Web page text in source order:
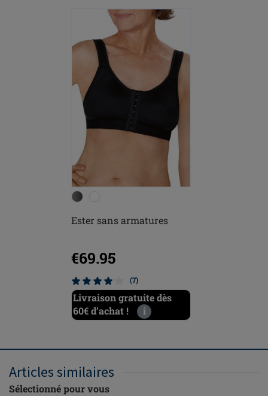
Ester sans armatures
€69.95
(7)
Livraison gratuite dès
60€ d’achat !
i
Articles similaires
Sélectionné pour vous